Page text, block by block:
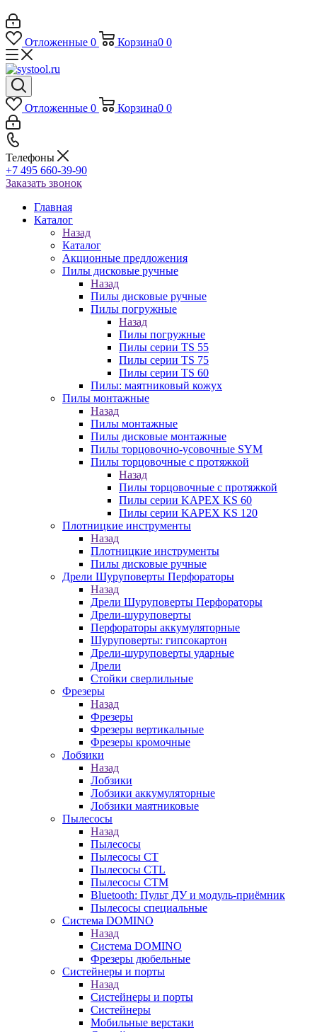
Отложенные 0 Корзина0 0
Отложенные 0 Корзина0 0
Телефоны
+7 495 660-39-90
Заказать звонок
Главная
Каталог
Назад
Каталог
Акционные предложения
Пилы дисковые ручные
Назад
Пилы дисковые ручные
Пилы погружные
Назад
Пилы погружные
Пилы серии TS 55
Пилы серии TS 75
Пилы серии TS 60
Пилы: маятниковый кожух
Пилы монтажные
Назад
Пилы монтажные
Пилы дисковые монтажные
Пилы торцовочно-усовочные SYM
Пилы торцовочные с протяжкой
Назад
Пилы торцовочные с протяжкой
Пилы серии KAPEX KS 60
Пилы серии KAPEX KS 120
Плотницкие инструменты
Назад
Плотницкие инструменты
Пилы дисковые ручные
Дрели Шуруповерты Перфораторы
Назад
Дрели Шуруповерты Перфораторы
Дрели-шуруповерты
Перфораторы аккумуляторные
Шуруповерты: гипсокартон
Дрели-шуруповерты ударные
Дрели
Стойки сверлильные
Фрезеры
Назад
Фрезеры
Фрезеры вертикальные
Фрезеры кромочные
Лобзики
Назад
Лобзики
Лобзики аккумуляторные
Лобзики маятниковые
Пылесосы
Назад
Пылесосы
Пылесосы CT
Пылесосы CTL
Пылесосы CTM
Bluetooth: Пульт ДУ и модуль-приёмник
Пылесосы специальные
Система DOMINO
Назад
Система DOMINO
Фрезеры дюбельные
Систейнеры и порты
Назад
Систейнеры и порты
Систейнеры
Мобильные верстаки